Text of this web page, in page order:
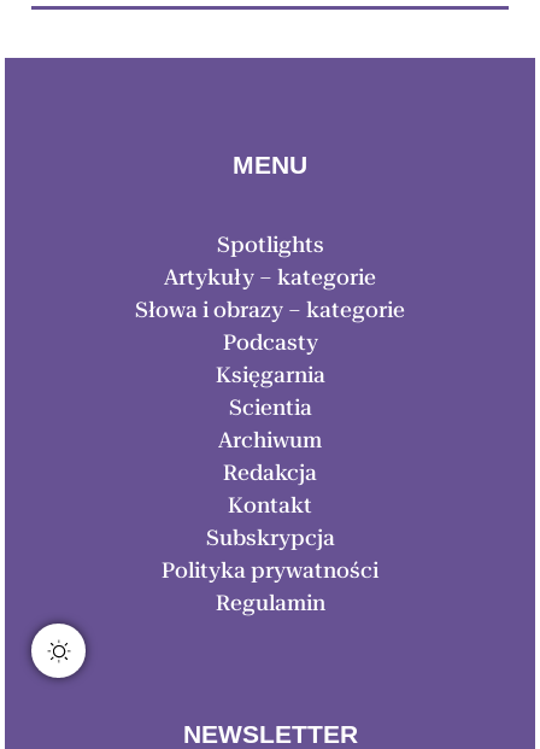
MENU
Spotlights
Artykuły – kategorie
Słowa i obrazy – kategorie
Podcasty
Księgarnia
Scientia
Archiwum
Redakcja
Kontakt
Subskrypcja
Polityka prywatności
Regulamin
NEWSLETTER